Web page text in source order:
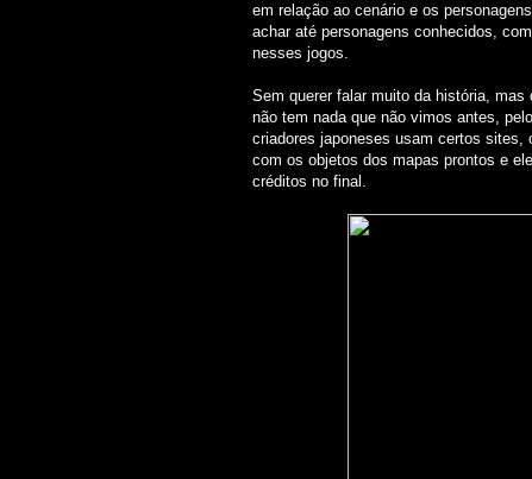
em relação ao cenário e os
achar até personagens conhecidos,
nesses jogos.
Sem querer falar muito da história,
não tem nada que não vimos antes,
criadores japoneses usam certos
com os objetos dos mapas prontos e
créditos no final.